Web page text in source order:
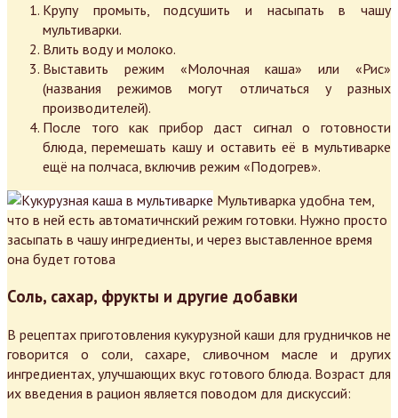
Крупу промыть, подсушить и насыпать в чашу
мультиварки.
Влить воду и молоко.
Выставить режим «Молочная каша» или «Рис»
(названия режимов могут отличаться у разных
производителей).
После того как прибор даст сигнал о готовности
блюда, перемешать кашу и оставить её в мультиварке
ещё на полчаса, включив режим «Подогрев».
Мультиварка удобна тем,
что в ней есть автоматичнский режим готовки. Нужно просто
засыпать в чашу ингредиенты, и через выставленное время
она будет готова
Соль, сахар, фрукты и другие добавки
В рецептах приготовления кукурузной каши для грудничков не
говорится о соли, сахаре, сливочном масле и других
ингредиентах, улучшающих вкус готового блюда. Возраст для
их введения в рацион является поводом для дискуссий: